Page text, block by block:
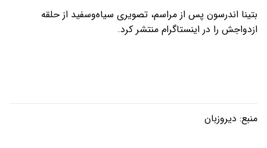
بتینا اندرسون پس از مراسم، تصویری سیاه‌وسفید از حلقه
ازدواجش را در اینستاگرام منتشر کرد.
منبع: دیروزبان